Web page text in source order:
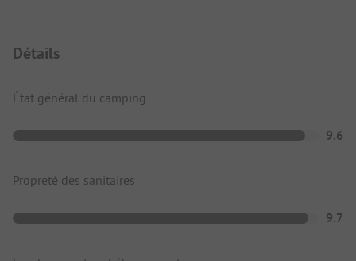
Détails
État général du camping
9.6
Propreté des sanitaires
9.7